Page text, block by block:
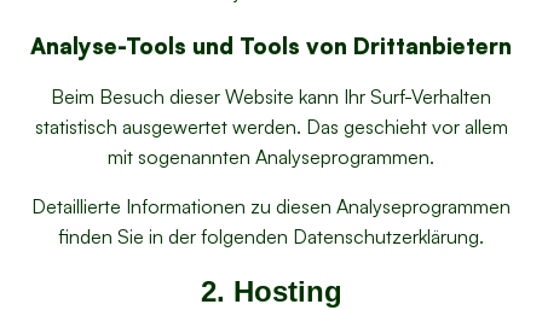
Analyse-Tools und Tools von Dritt­anbietern
Beim Besuch dieser Website kann Ihr Surf-Verhalten
statistisch ausgewertet werden. Das geschieht vor allem
mit sogenannten Analyseprogrammen.
Detaillierte Informationen zu diesen Analyseprogrammen
finden Sie in der folgenden Datenschutzerklärung.
2. Hosting